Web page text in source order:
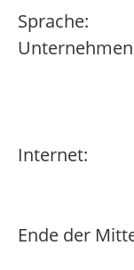
Sprache:
Internet:
Ende der